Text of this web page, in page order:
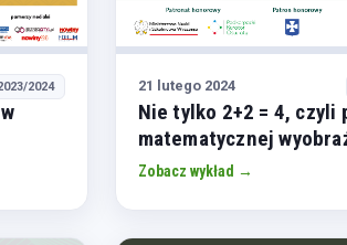
2024 21 lutego 2024
Nie tylko 2+2 = 4, czyli
matematycznej
Zobacz wykład →